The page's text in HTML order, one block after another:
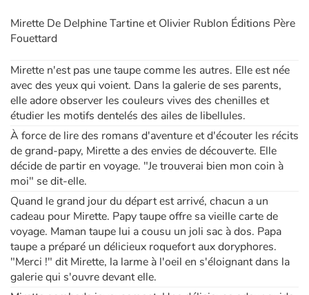
Apprendre les langues
Dyslexie, troubles de la lecture
Nos listes de lecture
Les plus lus
Coups de coeur
Mirette De Delphine Tartine et Olivier Rublon Éditions Père
Fouettard
Mirette n'est pas une taupe comme les autres. Elle est née
avec des yeux qui voient. Dans la galerie de ses parents,
elle adore observer les couleurs vives des chenilles et
étudier les motifs dentelés des ailes de libellules.
À force de lire des romans d'aventure et d'écouter les récits
de grand-papy, Mirette a des envies de découverte. Elle
décide de partir en voyage. "Je trouverai bien mon coin à
moi" se dit-elle.
Quand le grand jour du départ est arrivé, chacun a un
cadeau pour Mirette. Papy taupe offre sa vieille carte de
voyage. Maman taupe lui a cousu un joli sac à dos. Papa
taupe a préparé un délicieux roquefort aux doryphores.
"Merci !" dit Mirette, la larme à l'oeil en s'éloignant dans la
galerie qui s'ouvre devant elle.